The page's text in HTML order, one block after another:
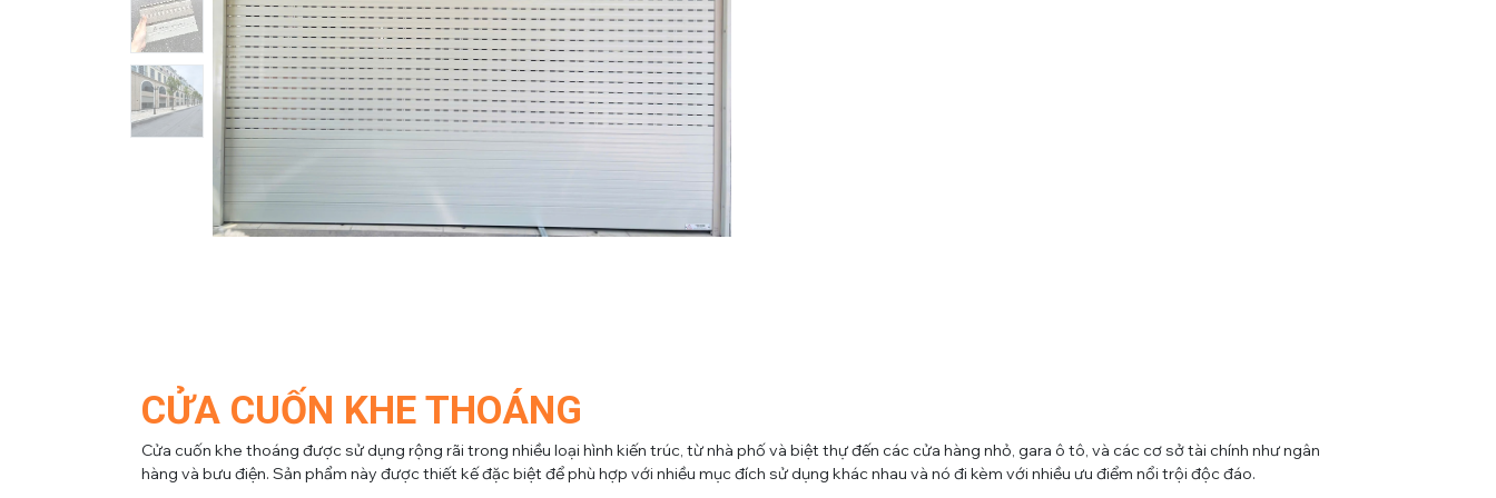
CỬA CUỐN KHE THOÁNG
Cửa cuốn khe thoáng được sử dụng rộng rãi trong nhiều loại hình kiến trúc, từ nhà phố và biệt thự đến các cửa hàng nhỏ, gara ô tô, và các cơ sở tài chính như ngân
hàng và bưu điện. Sản phẩm này được thiết kế đặc biệt để phù hợp với nhiều mục đích sử dụng khác nhau và nó đi kèm với nhiều ưu điểm nổi trội độc đáo.